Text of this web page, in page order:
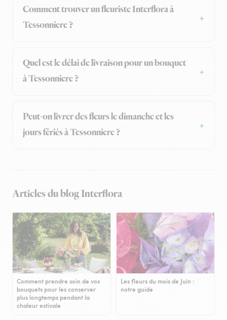
Comment trouver un fleuriste Interflora à
Tessonniere ?
Quel est le délai de livraison pour un bouquet
à Tessonniere ?
Peut-on livrer des fleurs le dimanche et les
jours fériés à Tessonniere ?
Articles du blog Interflora
Comment prendre soin de vos
bouquets pour les conserver
plus longtemps pendant la
chaleur estivale
Les fleurs du mois de Juin :
notre guide